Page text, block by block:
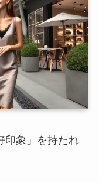
印象」を持たれ